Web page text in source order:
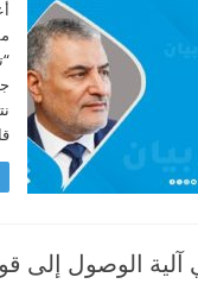
مشاركته
في
أي
مع
مجلس
النواب
الوصول إلى